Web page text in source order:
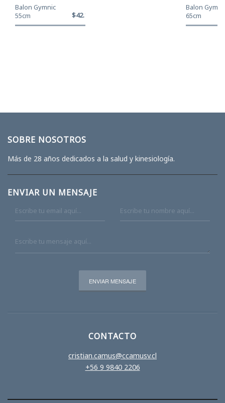
Balon Gymnic
55cm
$42.120
Balon
65cm
SOBRE NOSOTROS
Más de 28 años dedicados a la salud y kinesiología.
ENVIAR UN MENSAJE
CONTACTO
cristian.camus@ccamusv.cl
+56 9 9840 2206